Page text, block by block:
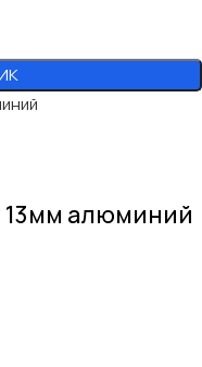
13мм алюминий